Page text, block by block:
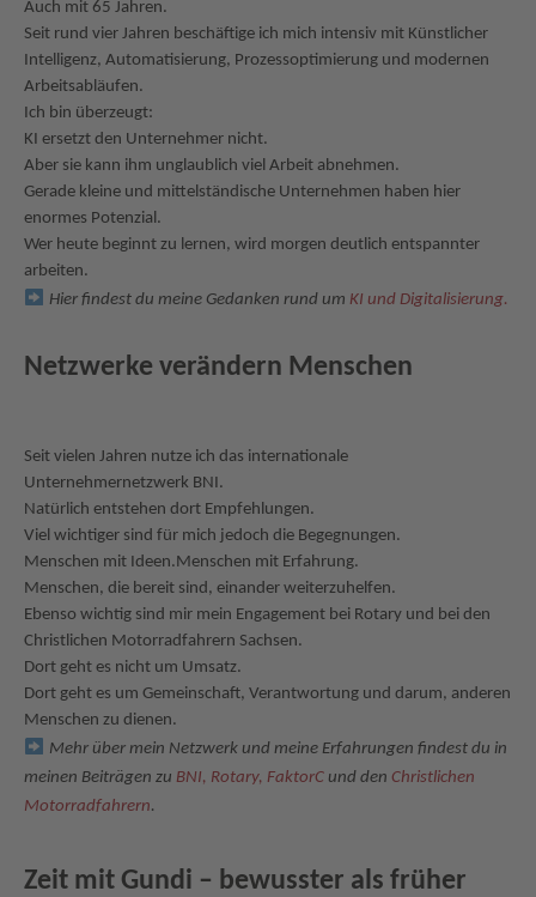
Auch mit 65 Jahren.
Seit rund vier Jahren beschäftige ich mich intensiv mit Künstlicher
Intelligenz, Automatisierung, Prozessoptimierung und modernen
Arbeitsabläufen.
Ich bin überzeugt:
KI ersetzt den Unternehmer nicht.
Aber sie kann ihm unglaublich viel Arbeit abnehmen.
Gerade kleine und mittelständische Unternehmen haben hier
enormes Potenzial.
Wer heute beginnt zu lernen, wird morgen deutlich entspannter
arbeiten.
Hier findest du meine Gedanken rund um KI und Digitalisierung.
Netzwerke verändern Menschen
Seit vielen Jahren nutze ich das internationale
Unternehmernetzwerk BNI.
Natürlich entstehen dort Empfehlungen.
Viel wichtiger sind für mich jedoch die Begegnungen.
Menschen mit Ideen.Menschen mit Erfahrung.
Menschen, die bereit sind, einander weiterzuhelfen.
Ebenso wichtig sind mir mein Engagement bei Rotary und bei den
Christlichen Motorradfahrern Sachsen.
Dort geht es nicht um Umsatz.
Dort geht es um Gemeinschaft, Verantwortung und darum, anderen
Menschen zu dienen.
Mehr über mein Netzwerk und meine Erfahrungen findest du in
meinen Beiträgen zu BNI, Rotary, FaktorC und den Christlichen
Motorradfahrern.
Zeit mit Gundi – bewusster als früher